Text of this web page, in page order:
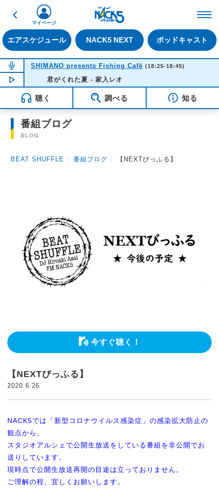
戻る
エアスケジュール NACK5 NEXT ポッドキャスト
マイページ
NOW ON AIR
SHIMANO presents Fishing Cafē (18:25-18:45)
NOW PLAYING18:38
君がくれた夏 - 家入レオ
聴く 調べる 知る
番組ブログ
BLOG
BEAT SHUFFLE 〉番組ブログ 〉 【NEXTびっふる】
今すぐ聴く！
【NEXTびっふる】
2020.6.26
NACK5では「新型コロナウイルス感染症」の感染拡大防止の
観点から、
スタジオアルシェで公開生放送をしている番組を非公開でお
送りしています。
現時点で公開生放送再開の目途は立っておりません。
ご理解の程、宜しくお願いします。